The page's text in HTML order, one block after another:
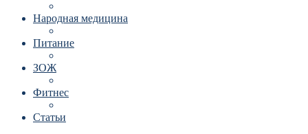
Народная медицина
Питание
ЗОЖ
Фитнес
Статьи